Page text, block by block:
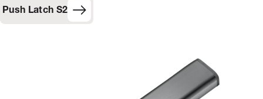
Push Latch S2